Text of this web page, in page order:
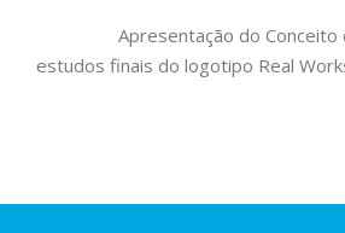
Apresentação do Conceito
estudos finais do logotipo Real